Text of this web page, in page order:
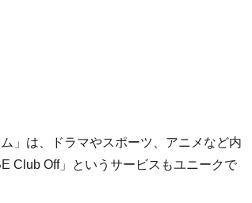
」は、ドラマやスポーツ、アニメなど内
Club Off」というサービスもユニークで